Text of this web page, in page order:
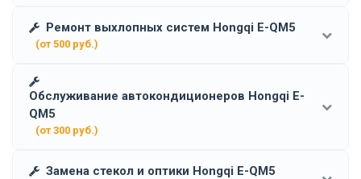
Ремонт выхлопных систем Hongqi E-QM5
(от 500 руб.)
Обслуживание автокондиционеров Hongqi E-
QM5
(от 300 руб.)
Замена стекол и оптики Hongqi E-QM5